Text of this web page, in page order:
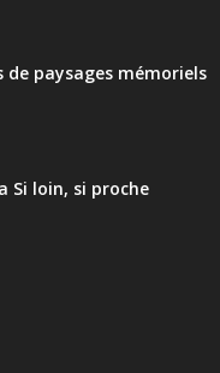
de paysages mémoriels
Si loin, si proche